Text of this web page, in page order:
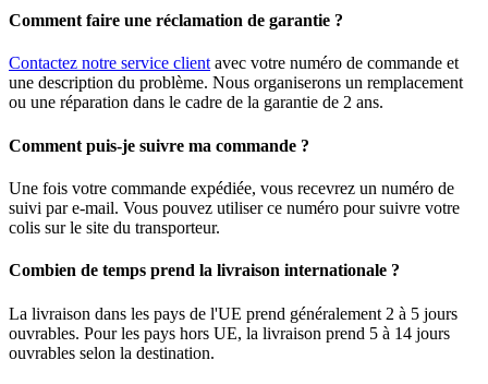
Comment faire une réclamation de garantie ?
Contactez notre service clientavec votre numéro de commande et
une description du problème. Nous organiserons un remplacement
ou une réparation dans le cadre de la garantie de 2 ans.
Comment puis-je suivre ma commande ?
Une fois votre commande expédiée, vous recevrez un numéro de
suivi par e-mail. Vous pouvez utiliser ce numéro pour suivre votre
colis sur le site du transporteur.
Combien de temps prend la livraison internationale ?
La livraison dans les pays de l'UE prend généralement 2 à 5 jours
ouvrables. Pour les pays hors UE, la livraison prend 5 à 14 jours
ouvrables selon la destination.